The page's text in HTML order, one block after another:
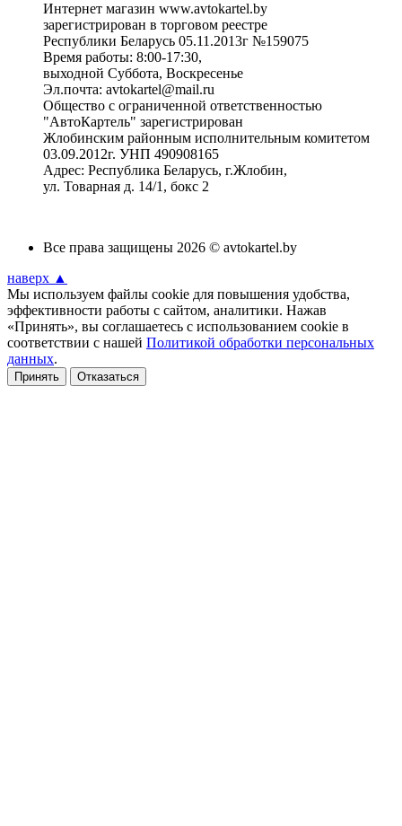
Интернет магазин www.avtokartel.by
зарегистрирован в торговом реестре
Республики Беларусь 05.11.2013г №159075
Время работы: 8:00-17:30,
выходной Суббота, Воскресенье
Эл.почта: avtokartel@mail.ru
Общество с ограниченной ответственностью
"АвтоКартель" зарегистрирован
Жлобинским районным исполнительным комитетом
03.09.2012г. УНП 490908165
Адрес: Республика Беларусь, г.Жлобин,
ул. Товарная д. 14/1, бокс 2
Все права защищены 2026 © avtokartel.by
наверх ▲
Мы используем файлы cookie для повышения удобства,
эффективности работы с сайтом, аналитики. Нажав
«Принять», вы соглашаетесь с использованием cookie в
соответствии с нашей Политикой обработки персональных
данных.
Принять Отказаться